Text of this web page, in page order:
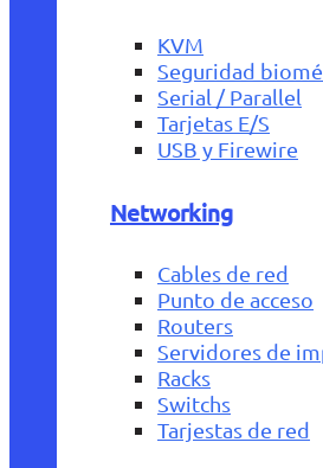
KVM
Seguridad
Serial / Parallel
Tarjetas E/S
USB y Firewire
Networking
Cables de red
Punto de acceso
Routers
Servidores de
Racks
Switchs
Tarjestas de red